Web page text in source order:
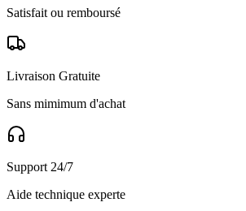
Satisfait ou remboursé
Livraison Gratuite
Sans mimimum d'achat
Support 24/7
Aide technique experte